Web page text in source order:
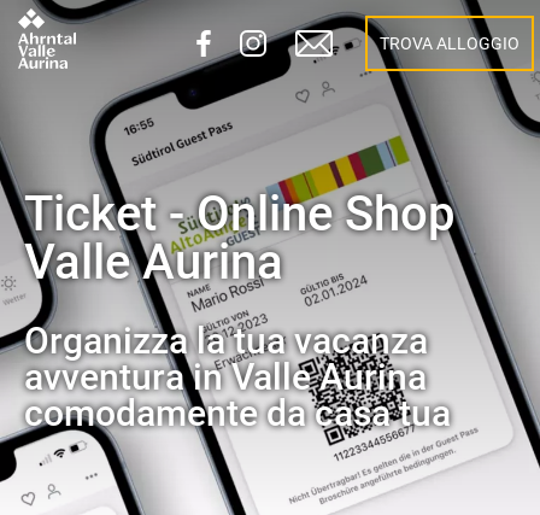
TROVA ALLOGGIO
Ticket - Online Shop
Valle Aurina
Organizza la tua vacanza
avventura in Valle Aurina
comodamente da casa tua